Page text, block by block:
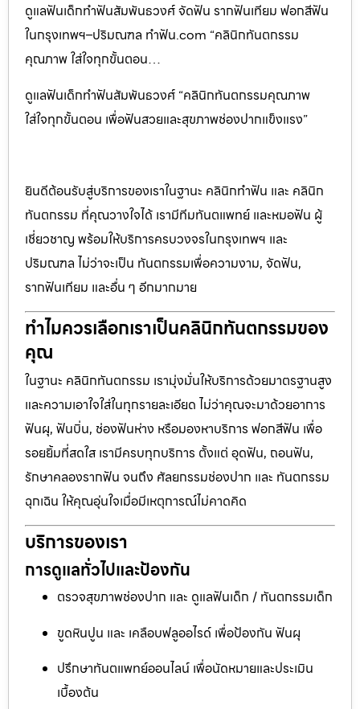
ดูแลฟันเด็กทำฟันสัมพันธวงศ์ จัดฟัน รากฟันเทียม ฟอกสีฟัน
ในกรุงเทพฯ–ปริมณฑล ทำฟัน.com “คลินิกทันตกรรม
คุณภาพ ใส่ใจทุกขั้นตอน…
ดูแลฟันเด็กทำฟันสัมพันธวงศ์ “คลินิกทันตกรรมคุณภาพ
ใส่ใจทุกขั้นตอน เพื่อฟันสวยและสุขภาพช่องปากแข็งแรง”
ยินดีต้อนรับสู่บริการของเราในฐานะ คลินิกทำฟัน และ คลินิก
ทันตกรรม ที่คุณวางใจได้ เรามีทีมทันตแพทย์ และหมอฟัน ผู้
เชี่ยวชาญ พร้อมให้บริการครบวงจรในกรุงเทพฯ และ
ปริมณฑล ไม่ว่าจะเป็น ทันตกรรมเพื่อความงาม, จัดฟัน,
รากฟันเทียม และอื่น ๆ อีกมากมาย
ทำไมควรเลือกเราเป็นคลินิกทันตกรรมของ
คุณ
ในฐานะ คลินิกทันตกรรม เรามุ่งมั่นให้บริการด้วยมาตรฐานสูง
และความเอาใจใส่ในทุกรายละเอียด ไม่ว่าคุณจะมาด้วยอาการ
ฟันผุ, ฟันบิ่น, ช่องฟันห่าง หรือมองหาบริการ ฟอกสีฟัน เพื่อ
รอยยิ้มที่สดใส เรามีครบทุกบริการ ตั้งแต่ อุดฟัน, ถอนฟัน,
รักษาคลองรากฟัน จนถึง ศัลยกรรมช่องปาก และ ทันตกรรม
ฉุกเฉิน ให้คุณอุ่นใจเมื่อมีเหตุการณ์ไม่คาดคิด
บริการของเรา
การดูแลทั่วไปและป้องกัน
ตรวจสุขภาพช่องปาก และ ดูแลฟันเด็ก / ทันตกรรมเด็ก
ขูดหินปูน และ เคลือบฟลูออไรด์ เพื่อป้องกัน ฟันผุ
ปรึกษาทันตแพทย์ออนไลน์ เพื่อนัดหมายและประเมิน
เบื้องต้น